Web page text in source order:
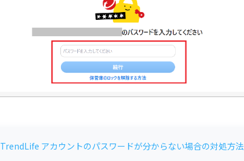
TrendLife アカウントのパスワードが分からない場合の対処方法